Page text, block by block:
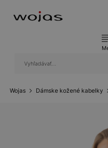
Wojas Dámske kožené kabelky